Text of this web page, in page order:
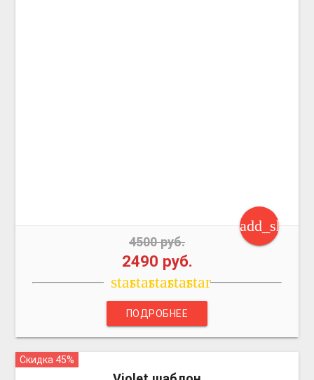
4500 руб.
2490 руб.
starstarstarstarstar
ПОДРОБНЕЕ
Скидка 45%